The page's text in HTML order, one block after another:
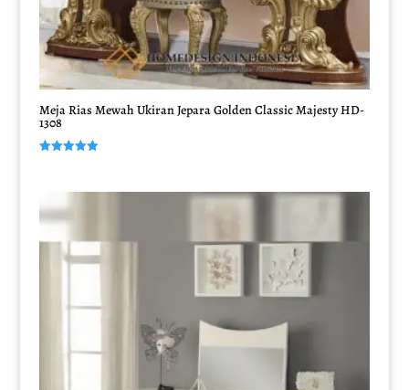
Meja Rias Mewah Ukiran Jepara Golden Classic Majesty HD-
1308